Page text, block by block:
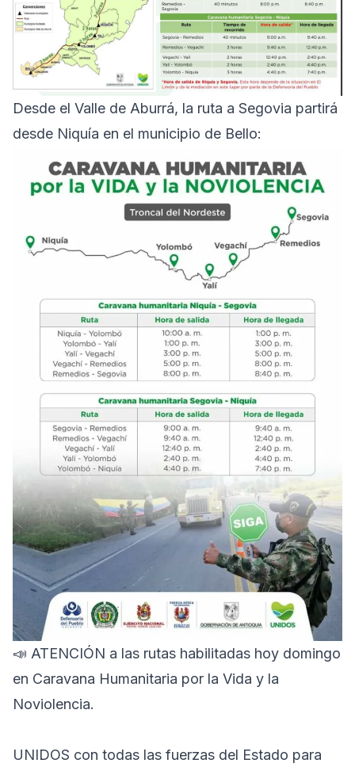
Desde el Valle de Aburrá, la ruta a Segovia partirá
desde Niquía en el municipio de Bello:
📣 ATENCIÓN a las rutas habilitadas hoy domingo
en Caravana Humanitaria por la Vida y la
Noviolencia.
UNIDOS con todas las fuerzas del Estado para